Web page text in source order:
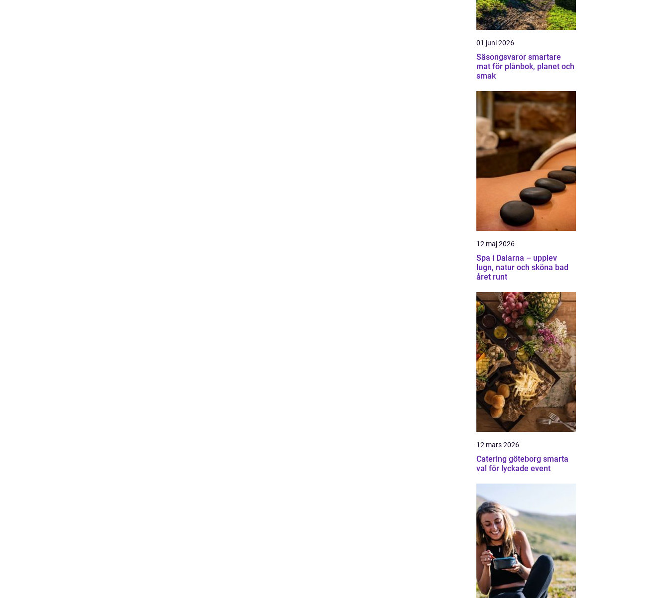
01 juni 2026
Säsongsvaror smartare
mat för plånbok, planet och
smak
12 maj 2026
Spa i Dalarna – upplev
lugn, natur och sköna bad
året runt
12 mars 2026
Catering göteborg smarta
val för lyckade event